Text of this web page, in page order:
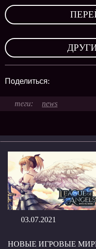
Поделиться:
news
03.07.2021
НОВЫЕ ИГРОВЫЕ